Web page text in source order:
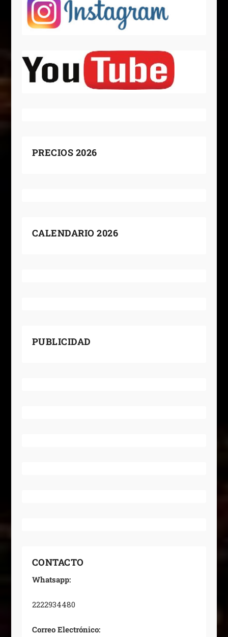
PRECIOS 2026
CALENDARIO 2026
PUBLICIDAD
CONTACTO
Whatsapp:
2222934480
Correo Electrónico: